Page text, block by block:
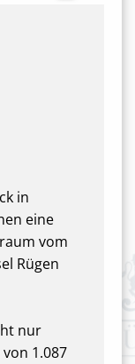
in
eine
vom
Rügen
nur
1.087